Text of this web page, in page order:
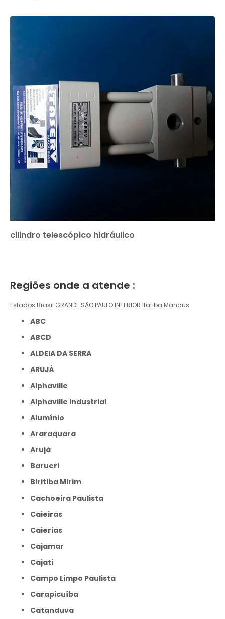
cilindro telescópico hidráulico
Regiões onde a atende :
Estados Brasil GRANDE SÃO PAULO INTERIOR Itatiba Manaus
ABC
ABCD
ALDEIA DA SERRA
ARUJÁ
Alphaville
Alphaville Industrial
Alumínio
Araraquara
Arujá
Barueri
Biritiba Mirim
Cachoeira Paulista
Caieiras
Caierias
Cajamar
Cajati
Campo Limpo Paulista
Carapicuíba
Catanduva